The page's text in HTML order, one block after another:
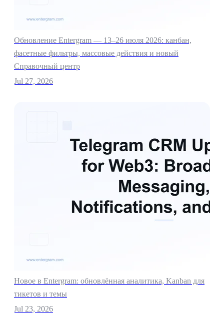
Обновление Entergram — 13–26 июля 2026: канбан,
фасетные фильтры, массовые действия и новый
Справочный центр
Jul 27, 2026
Новое в Entergram: обновлённая аналитика, Kanban для
тикетов и темы
Jul 23, 2026